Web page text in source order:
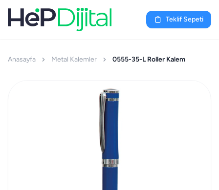
Teklif Sepeti
Anasayfa Metal Kalemler 0555-35-L Roller Kalem